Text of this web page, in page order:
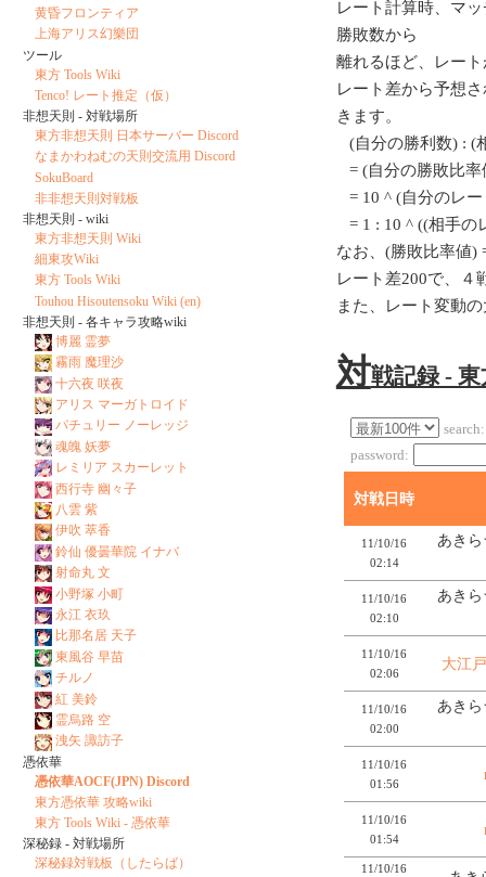
レート計算時、マ
勝敗数から
離れるほど、レー
レート差から予想
きます。
(自分の勝利数) : (
= (自分の勝敗比率
= 10 ^ (自分のレー
= 1 : 10 ^ ((相手の
なお、(勝敗比率値)
レート差200で、４
また、レート変動
対戦記録 -
search:
password:
対戦日時
11/10/16
02:14
あき
11/10/16
02:10
あき
11/10/16
02:06
大江
11/10/16
02:00
あき
11/10/16
01:56
11/10/16
01:54
11/10/16
黄昏フロンティア
上海アリス幻樂団
ツール
東方 Tools Wiki
Tenco! レート推定（仮）
非想天則 - 対戦場所
東方非想天則 日本サーバー Discord
なまかわねむの天則交流用 Discord
SokuBoard
非非想天則対戦板
非想天則 - wiki
東方非想天則 Wiki
細東攻Wiki
東方 Tools Wiki
Touhou Hisoutensoku Wiki (en)
非想天則 - 各キャラ攻略wiki
博麗 霊夢
霧雨 魔理沙
十六夜 咲夜
アリス マーガトロイド
パチュリー ノーレッジ
魂魄 妖夢
レミリア スカーレット
西行寺 幽々子
八雲 紫
伊吹 萃香
鈴仙 優曇華院 イナバ
射命丸 文
小野塚 小町
永江 衣玖
比那名居 天子
東風谷 早苗
チルノ
紅 美鈴
霊烏路 空
洩矢 諏訪子
憑依華
憑依華AOCF(JPN) Discord
東方憑依華 攻略wiki
東方 Tools Wiki - 憑依華
深秘録 - 対戦場所
深秘録対戦板（したらば）